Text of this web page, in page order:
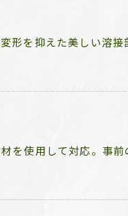
形を抑えた美しい溶
を使用して対応。事